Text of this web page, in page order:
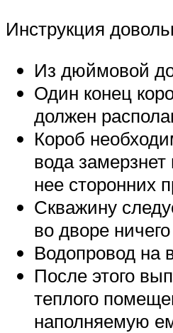
Инструкция
Из дюймовой
Один конец
должен
Короб
вода
нее сторонних
Скважину
во дворе
Водопровод на
После этого
теплого
наполняемую